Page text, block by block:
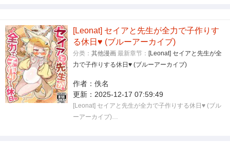
[Leonat] セイアと先生が全力で子作りす
る休日♥ (ブルーアーカイブ)
分类： 其他漫画 最新章节： [Leonat] セイアと先生が全
力で子作りする休日♥ (ブルーアーカイブ)
作者： 佚名
更新： 2025-12-17 07:59:49
[Leonat] セイアと先生が全力で子作りする休日♥ (ブル
ーアーカイブ)…